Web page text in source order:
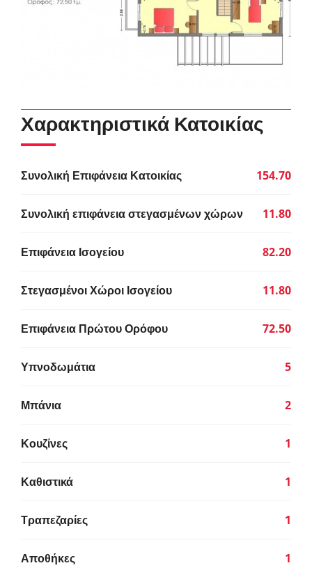
Χαρακτηριστικά Κατοικίας
Συνολική Επιφάνεια Κατοικίας 154.70
Συνολική επιφάνεια στεγασμένων χώρων 11.80
Επιφάνεια Ισογείου 82.20
Στεγασμένοι Χώροι Ισογείου 11.80
Επιφάνεια Πρώτου Ορόφου 72.50
Υπνοδωμάτια 5
Μπάνια 2
Κουζίνες 1
Καθιστικά 1
Τραπεζαρίες 1
Αποθήκες 1